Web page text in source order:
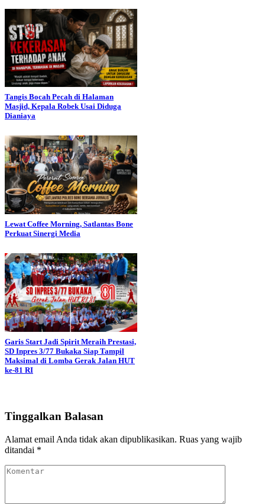
Tangis Bocah Pecah di Halaman
Masjid, Kepala Robek Usai Diduga
Dianiaya
Lewat Coffee Morning, Satlantas Bone
Perkuat Sinergi Media
Garis Start Jadi Spirit Meraih Prestasi,
SD Inpres 3/77 Bukaka Siap Tampil
Maksimal di Lomba Gerak Jalan HUT
ke-81 RI
Tinggalkan Balasan
Alamat email Anda tidak akan dipublikasikan. Ruas yang wajib
ditandai *